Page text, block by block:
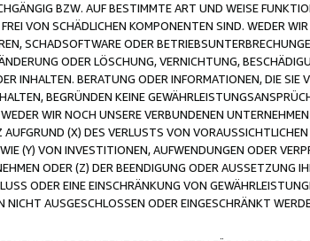
BZW. AUF BESTIMMTE ART UND WEISE
VON SCHÄDLICHEN KOMPONENTEN SIND. WEDER
SCHADSOFTWARE ODER
ODER LÖSCHUNG, VERNICHTUNG,
INHALTEN. BERATUNG ODER INFORMATIONEN, DIE SIE
BEGRÜNDEN KEINE
WIR NOCH UNSERE VERBUNDENEN
(X) DES VERLUSTS VON
(Y) VON INVESTITIONEN, AUFWENDUNGEN ODER
ODER (Z) DER BEENDIGUNG ODER AUSSETZUNG
ODER EINE EINSCHRÄNKUNG VON
AUSGESCHLOSSEN ODER EINGESCHRÄNKT